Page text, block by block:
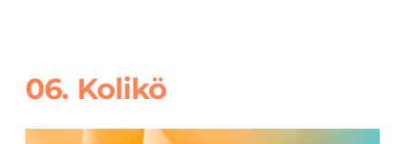
06. Kolikö